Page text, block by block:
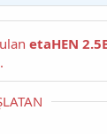
etaHEN